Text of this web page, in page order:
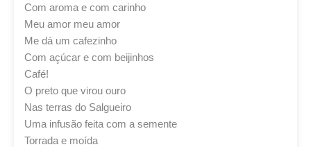
Com aroma e com carinho
Meu amor meu amor
Me dá um cafezinho
Com açúcar e com beijinhos
Café!
O preto que virou ouro
Nas terras do Salgueiro
Uma infusão feita com a semente
Torrada e moída